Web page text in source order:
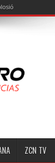
de la pipa en l
ZCN TV